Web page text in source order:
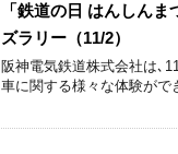
「鉄道の日 はんしん
ズラリー（11/2）
阪神電気鉄道株式会社は､
車に関する様々な体験がで